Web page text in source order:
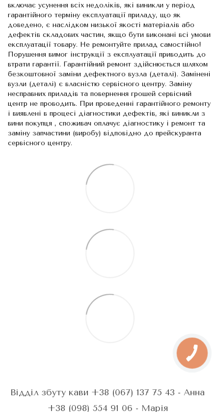
включає усунення всіх недоліків, які виникли у період
гарантійного терміну експлуатації приладу, що як
доведено, є наслідком низької якості матеріалів або
дефектів складових частин, якщо бути виконані всі умови
експлуатації товару. Не ремонтуйте прилад самостійно!
Порушення вимог інструкції з експлуатації приводить до
втрати гарантії. Гарантійний ремонт здійснюється шляхом
безкоштовної заміни дефектного вузла (деталі). Замінені
вузли (деталі) є власністю сервісного центру. Заміну
несправних приладів та повернення грошей сервісний
центр не проводить. При проведенні гарантійного ремонту
і виявлені в процесі діагностики дефектів, які виникли з
вини покупця , споживач оплачує діагностику і ремонт та
заміну запчастини (виробу) відповідно до прейскуранта
сервісного центру.
Відділ збуту кави +38 (067) 137 75 43 - Анна
+38 (098) 554 91 06 - Марія